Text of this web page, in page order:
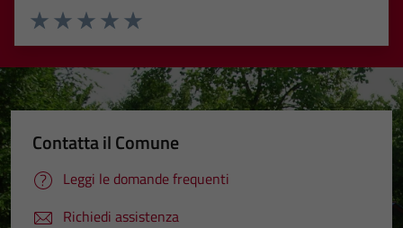
Valuta 5 stelle su 5
Valuta 4 stelle su 5
Valuta 3 stelle su 5
Valuta 2 stelle su 5
Valuta 1 stelle su 5
Contatta il Comune
Leggi le domande frequenti
Richiedi assistenza